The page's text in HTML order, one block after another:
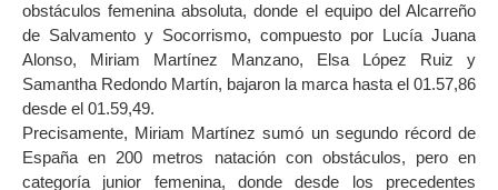
obstáculos femenina absoluta, donde el equipo del Alcarreño
de Salvamento y Socorrismo, compuesto por Lucía Juana
Alonso, Miriam Martínez Manzano, Elsa López Ruiz y
Samantha Redondo Martín, bajaron la marca hasta el 01.57,86
desde el 01.59,49.
Precisamente, Miriam Martínez sumó un segundo récord de
España en 200 metros natación con obstáculos, pero en
categoría junior femenina, donde desde los precedentes